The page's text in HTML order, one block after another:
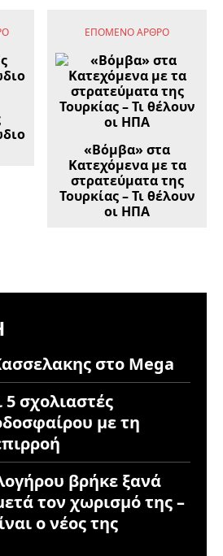
ΕΠΌΜΕΝΟ ΆΡΘΡΟ
«Βόμβα» στα
Κατεχόμενα με τα
στρατεύματα της
Τουρκίας – Τι θέλουν
οι ΗΠΑ
στο Mega
5 σχολιαστές
με τη
βρήκε ξανά
τον χωρισμό της –
ο νέος της